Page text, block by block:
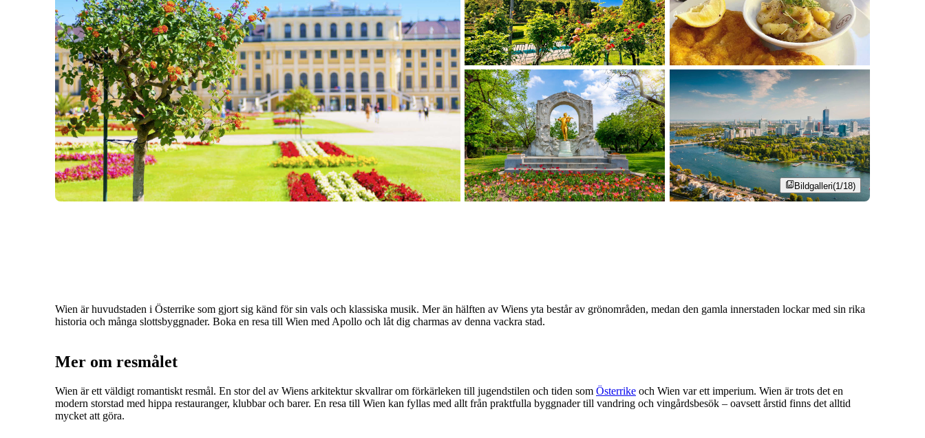
Bildgalleri(1/18)
Wien är huvudstaden i Österrike som gjort sig känd för sin vals och klassiska musik. Mer än hälften av Wiens yta består av grönområden, medan den gamla innerstaden lockar med sin rika
historia och många slottsbyggnader. Boka en resa till Wien med Apollo och låt dig charmas av denna vackra stad.
Mer om resmålet
Wien är ett väldigt romantiskt resmål. En stor del av Wiens arkitektur skvallrar om förkärleken till jugendstilen och tiden som Österrike och Wien var ett imperium. Wien är trots det en
modern storstad med hippa restauranger, klubbar och barer. En resa till Wien kan fyllas med allt från praktfulla byggnader till vandring och vingårdsbesök – oavsett årstid finns det alltid
mycket att göra.